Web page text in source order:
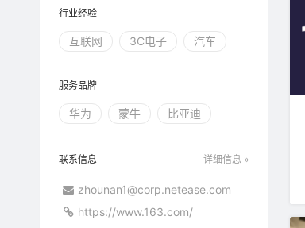
的认可。2011年初，网易新闻客户端
量、用户粘性等核心指标一直位居行业
行业经验
互联网 3C电子 汽车
服务品牌
华为 蒙牛 比亚迪
联系信息 详细信息 »
zhounan1@corp.netease.com
https://www.163.com/